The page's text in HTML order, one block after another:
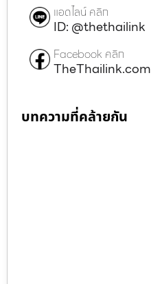
แอดไลน์ คลิก
ID: @thethailink
Facebook คลิก
TheThailink.com
บทความที่คล้ายกัน